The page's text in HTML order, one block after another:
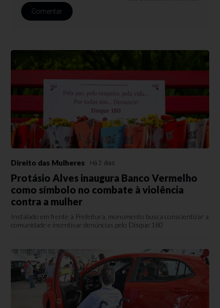
Comentar
Direito das Mulheres Há 2 dias
Protásio Alves inaugura Banco Vermelho
como símbolo no combate à violência
contra a mulher
Instalado em frente à Prefeitura, monumento busca conscientizar a
comunidade e incentivar denúncias pelo Disque 180